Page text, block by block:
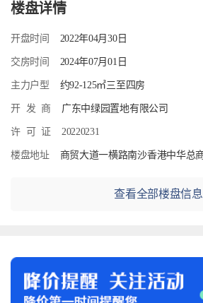
楼盘详情
开盘时间 2022年04月30日
交房时间 2024年07月01日
主力户型 约92-125㎡三至四房
开 发 商 广东中绿园置地有限公司
许 可 证 20220231
楼盘地址
查看全部楼盘信息